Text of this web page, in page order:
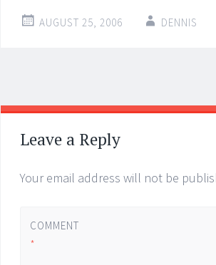
AUGUST 25, 2006 DENNIS
Post
navigation
←
→
Leave a Reply
Your email address will not be
COMMENT
*